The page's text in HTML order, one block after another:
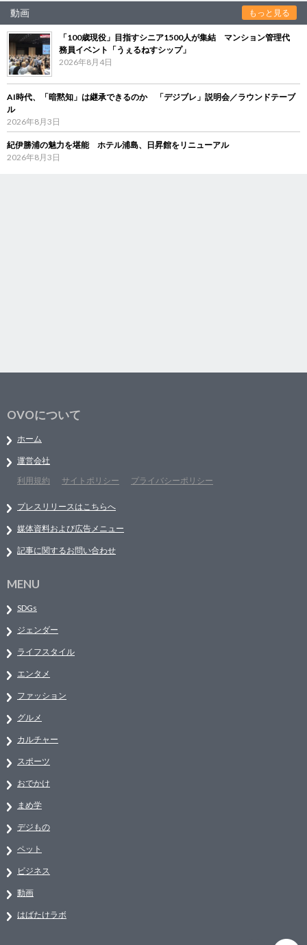
動画 もっと見る
「100歳現役」目指すシニア1500人が集結 マンション管理代
務員イベント「うぇるねすシップ」
2026年8月4日
AI時代、「暗黙知」は継承できるのか 「デジブレ」説明会／ラウンドテーブ
ル
2026年8月3日
紀伊勝浦の魅力を堪能 ホテル浦島、日昇館をリニューアル
2026年8月3日
OVOについて
ホーム
運営会社
利用規約
サイトポリシー プライバシーポリシー
プレスリリースはこちらへ
媒体資料および広告メニュー
記事に関するお問い合わせ
MENU
SDGs
ジェンダー
ライフスタイル
エンタメ
ファッション
グルメ
カルチャー
スポーツ
おでかけ
まめ学
デジもの
ペット
ビジネス
動画
はばたけラボ